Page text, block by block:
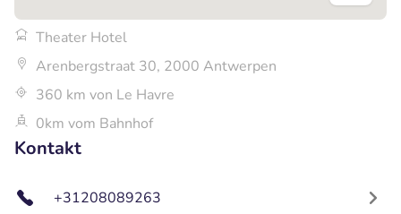
Theater Hotel
Arenbergstraat 30, 2000 Antwerpen
360 km von Le Havre
0km vom Bahnhof
Kontakt
+31208089263